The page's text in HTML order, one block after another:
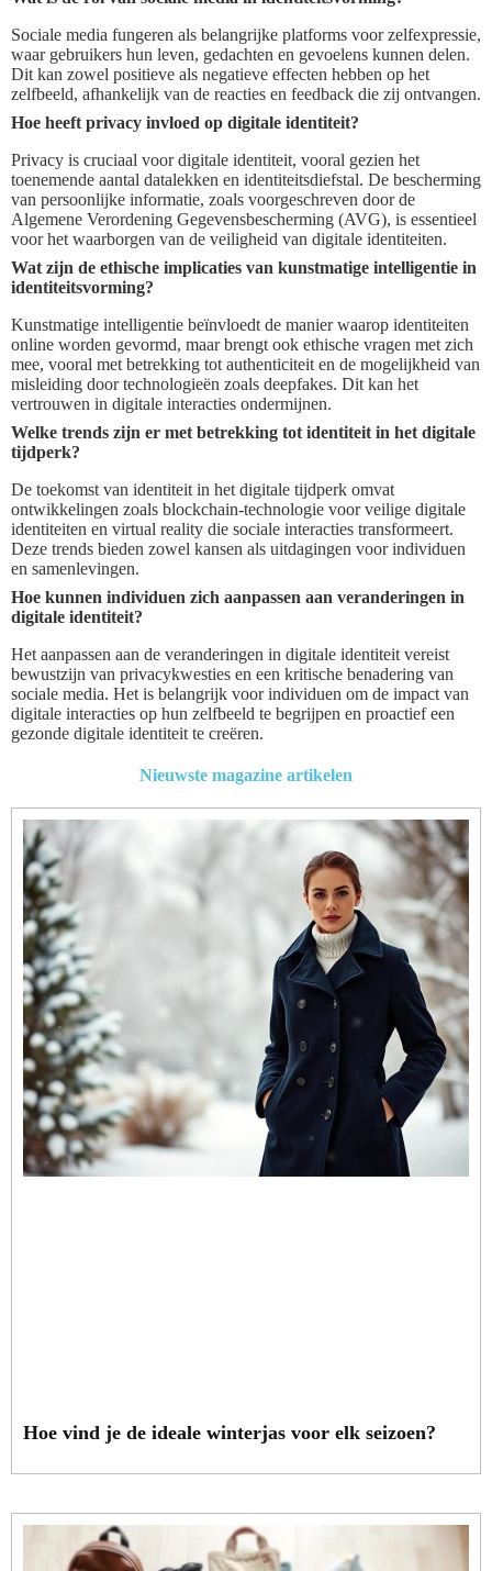
Sociale media fungeren als belangrijke platforms voor zelfexpressie,
waar gebruikers hun leven, gedachten en gevoelens kunnen delen.
Dit kan zowel positieve als negatieve effecten hebben op het
zelfbeeld, afhankelijk van de reacties en feedback die zij ontvangen.
Hoe heeft privacy invloed op digitale identiteit?
Privacy is cruciaal voor digitale identiteit, vooral gezien het
toenemende aantal datalekken en identiteitsdiefstal. De bescherming
van persoonlijke informatie, zoals voorgeschreven door de
Algemene Verordening Gegevensbescherming (AVG), is essentieel
voor het waarborgen van de veiligheid van digitale identiteiten.
Wat zijn de ethische implicaties van kunstmatige intelligentie in
identiteitsvorming?
Kunstmatige intelligentie beïnvloedt de manier waarop identiteiten
online worden gevormd, maar brengt ook ethische vragen met zich
mee, vooral met betrekking tot authenticiteit en de mogelijkheid van
misleiding door technologieën zoals deepfakes. Dit kan het
vertrouwen in digitale interacties ondermijnen.
Welke trends zijn er met betrekking tot identiteit in het digitale
tijdperk?
De toekomst van identiteit in het digitale tijdperk omvat
ontwikkelingen zoals blockchain-technologie voor veilige digitale
identiteiten en virtual reality die sociale interacties transformeert.
Deze trends bieden zowel kansen als uitdagingen voor individuen
en samenlevingen.
Hoe kunnen individuen zich aanpassen aan veranderingen in
digitale identiteit?
Het aanpassen aan de veranderingen in digitale identiteit vereist
bewustzijn van privacykwesties en een kritische benadering van
sociale media. Het is belangrijk voor individuen om de impact van
digitale interacties op hun zelfbeeld te begrijpen en proactief een
gezonde digitale identiteit te creëren.
Nieuwste magazine artikelen
Hoe vind je de ideale winterjas voor elk seizoen?